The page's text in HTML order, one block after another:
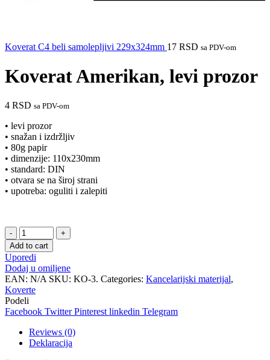
Koverat C4 beli samolepljivi 229x324mm 17 RSD sa PDV-om
Koverat Amerikan, levi prozor
4 RSD sa PDV-om
• levi prozor
• snažan i izdržljiv
• 80g papir
• dimenzije: 110x230mm
• standard: DIN
• otvara se na široj strani
• upotreba: oguliti i zalepiti
Koverat
Amerikan,
levi
prozor
quantity
Add to cart
Uporedi
Dodaj u omiljene
EAN: N/A SKU: KO-3. Categories: Kancelarijski materijal,
Koverte
Podeli
Facebook Twitter Pinterest linkedin Telegram
Reviews (0)
Deklaracija